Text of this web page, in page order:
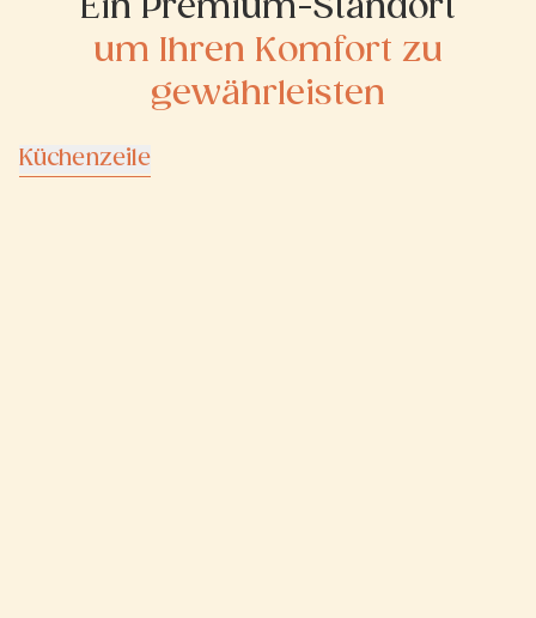
Ein Premium-Standort
um Ihren Komfort zu
gewährleisten
Küchenzeile